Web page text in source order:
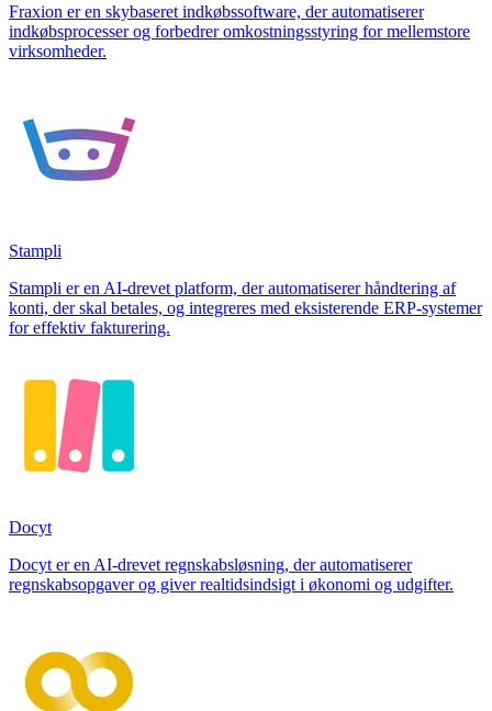
Fraxion er en skybaseret indkøbssoftware, der automatiserer
indkøbsprocesser og forbedrer omkostningsstyring for mellemstore
virksomheder.
Stampli
Stampli er en AI-drevet platform, der automatiserer håndtering af
konti, der skal betales, og integreres med eksisterende ERP-systemer
for effektiv fakturering.
Docyt
Docyt er en AI-drevet regnskabsløsning, der automatiserer
regnskabsopgaver og giver realtidsindsigt i økonomi og udgifter.